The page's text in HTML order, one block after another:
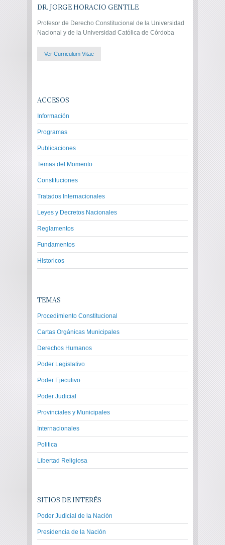
DR. JORGE HORACIO GENTILE
Profesor de Derecho Constitucional de la Universidad
Nacional y de la Universidad Católica de Córdoba
Ver Curriculum Vitae
ACCESOS
Información
Programas
Publicaciones
Temas del Momento
Constituciones
Tratados Internacionales
Leyes y Decretos Nacionales
Reglamentos
Fundamentos
Historicos
TEMAS
Procedimiento Constitucional
Cartas Orgánicas Municipales
Derechos Humanos
Poder Legislativo
Poder Ejecutivo
Poder Judicial
Provinciales y Municipales
Internacionales
Politica
Libertad Religiosa
SITIOS DE INTERÉS
Poder Judicial de la Nación
Presidencia de la Nación